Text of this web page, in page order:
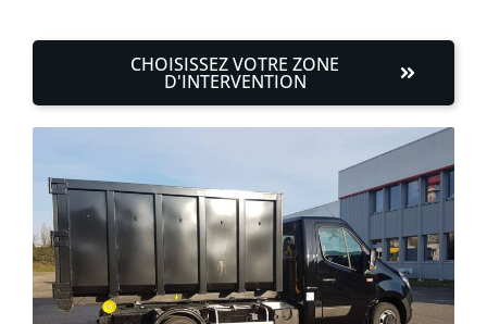
CHOISISSEZ VOTRE ZONE
D'INTERVENTION